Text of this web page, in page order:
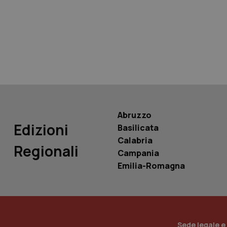
Edizioni
Regionali
Abruzzo
Basilicata
Calabria
Campania
Emilia-Romagna
Sede legale